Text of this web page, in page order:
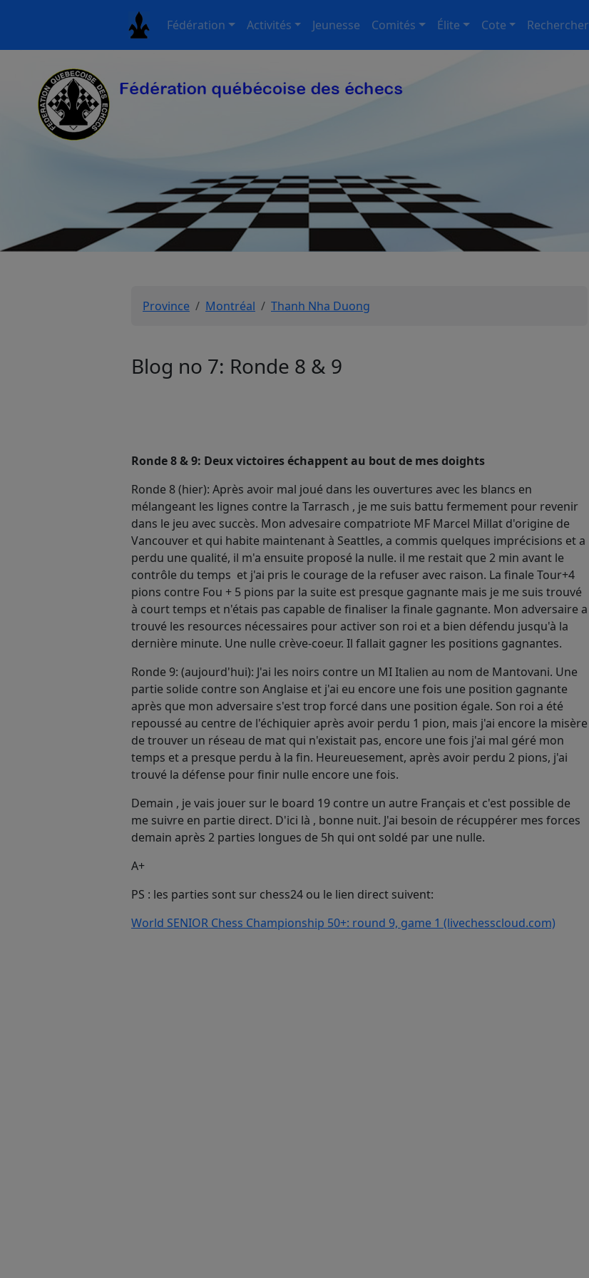
Fédération Activités Jeunesse Comités Élite Cote Rechercher
Province Montréal Thanh Nha Duong
Blog no 7: Ronde 8 & 9
Ronde 8 & 9: Deux victoires échappent au bout de mes doights
Ronde 8 (hier): Après avoir mal joué dans les ouvertures avec les blancs en
mélangeant les lignes contre la Tarrasch , je me suis battu fermement pour revenir
dans le jeu avec succès. Mon advesaire compatriote MF Marcel Millat d'origine de
Vancouver et qui habite maintenant à Seattles, a commis quelques imprécisions et a
perdu une qualité, il m'a ensuite proposé la nulle. il me restait que 2 min avant le
contrôle du temps et j'ai pris le courage de la refuser avec raison. La finale Tour+4
pions contre Fou + 5 pions par la suite est presque gagnante mais je me suis trouvé
à court temps et n'étais pas capable de finaliser la finale gagnante. Mon adversaire a
trouvé les resources nécessaires pour activer son roi et a bien défendu jusqu'à la
dernière minute. Une nulle crève-coeur. Il fallait gagner les positions gagnantes.
Ronde 9: (aujourd'hui): J'ai les noirs contre un MI Italien au nom de Mantovani. Une
partie solide contre son Anglaise et j'ai eu encore une fois une position gagnante
après que mon adversaire s'est trop forcé dans une position égale. Son roi a été
repoussé au centre de l'échiquier après avoir perdu 1 pion, mais j'ai encore la misère
de trouver un réseau de mat qui n'existait pas, encore une fois j'ai mal géré mon
temps et a presque perdu à la fin. Heureuesement, après avoir perdu 2 pions, j'ai
trouvé la défense pour finir nulle encore une fois.
Demain , je vais jouer sur le board 19 contre un autre Français et c'est possible de
me suivre en partie direct. D'ici là , bonne nuit. J'ai besoin de récuppérer mes forces
demain après 2 parties longues de 5h qui ont soldé par une nulle.
A+
PS : les parties sont sur chess24 ou le lien direct suivent:
World SENIOR Chess Championship 50+: round 9, game 1 (livechesscloud.com)